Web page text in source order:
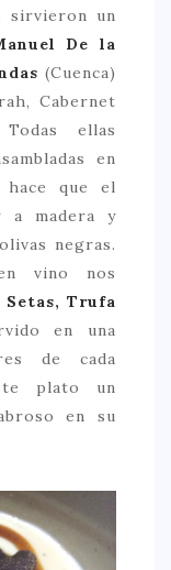
sirvieron un
De la
(Cuenca)
Cabernet
ellas
en
que el
a madera y
negras.
vino nos
Setas, Trufa
en una
de cada
plato un
en su